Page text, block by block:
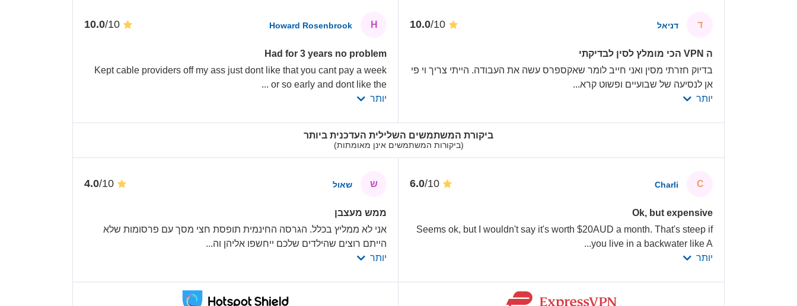
ביקורת המשתמשים השלילית העדכנית ביותר
(ביקורות המשתמשים אינן מאומתות)
ד דניאל /10
ה VPN הכי מומלץ לסין לבדיקתי
בדיוק חזרתי מסין ואני חייב לומר שאקספרס עשה את העבודה. הייתי צריך וי פי
אן לנסיעה של שבועיים ופשוט קרא...
יותר
C
Charli
/10
Ok, but expensive
Seems ok, but I wouldn't say it's worth $20AUD a month. That's steep if
you live in a backwater like A
...
יותר
H
Howard Rosenbrook
/10
Had for 3 years no problem
Kept cable providers off my ass just dont like that you cant pay a week
or so early and dont like the
...
יותר
ש שאול /10
ממש מעצבן
אני לא ממליץ בכלל. הגרסה החינמית תופסת חצי מסך עם פרסומות שלא
הייתם רוצים שהילדים שלכם ייחשפו אליהן וה...
יותר